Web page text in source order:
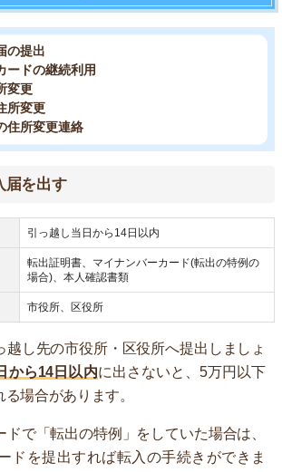
の提出
ードの継続利用
変更
所変更
住所変更連絡
を出す
引っ越し当日から14日以内
転出証明書、マイナンバーカード(転出の特例の
場合)、本人確認書類
市役所、区役所
越し先の市役所・区役所へ提出しましょ
から14日以内に出さないと、5万円以下
場合があります。
ドで「転出の特例」をしていた場合は、
ドを提出すれば転入の手続きができま